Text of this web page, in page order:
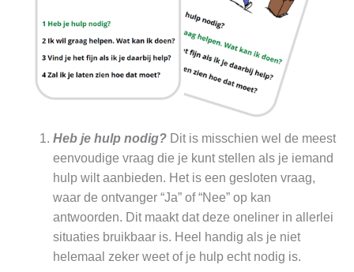
Heb je hulp nodig?Dit is misschien wel de meest
eenvoudige vraag die je kunt stellen als je iemand
hulp wilt aanbieden. Het is een gesloten vraag,
waar de ontvanger “Ja” of “Nee” op kan
antwoorden. Dit maakt dat deze oneliner in allerlei
situaties bruikbaar is. Heel handig als je niet
helemaal zeker weet of je hulp echt nodig is.